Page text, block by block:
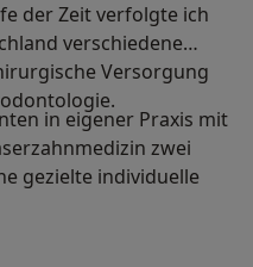
der Zeit verfolgte ich
verschiedene
Versorgung
in eigener Praxis mit
zwei
gezielte individuelle